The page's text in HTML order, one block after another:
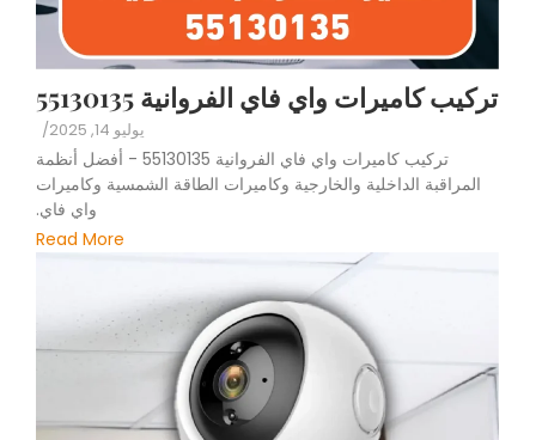
تركيب كاميرات واي فاي الفروانية 55130135
يوليو 14, 2025 /
تركيب كاميرات واي فاي الفروانية 55130135 - أفضل أنظمة
المراقبة الداخلية والخارجية وكاميرات الطاقة الشمسية وكاميرات
واي فاي.
Read More